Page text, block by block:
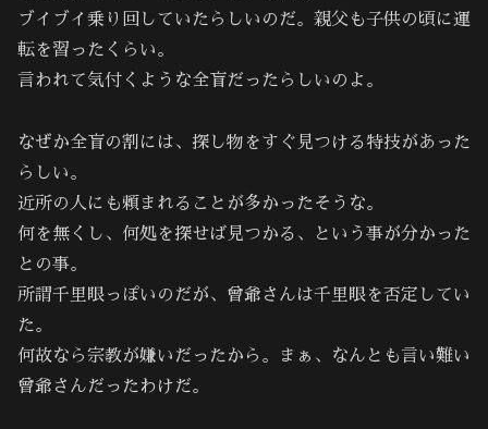
ブイブイ乗り回していたらしいのだ。親父も子供の頃に運
転を習ったくらい。
言われて気付くような全盲だったらしいのよ。
なぜか全盲の割には、探し物をすぐ見つける特技があった
らしい。
近所の人にも頼まれることが多かったそうな。
何を無くし、何処を探せば見つかる、という事が分かった
との事。
所謂千里眼っぽいのだが、曾爺さんは千里眼を否定してい
た。
何故なら宗教が嫌いだったから。まぁ、なんとも言い難い
曾爺さんだったわけだ。